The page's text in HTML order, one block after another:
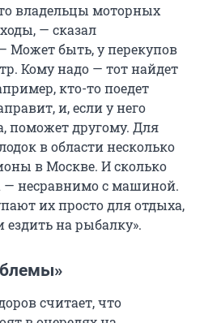
владельцы моторных
— сказал
Может быть, у перекупов
Кому надо — тот найдет
кто-то поедет
и, если у него
поможет другому. Для
в области несколько
в Москве. И сколько
— несравнимо с машиной.
их просто для отдыха,
ездить на рыбалку».
считает, что